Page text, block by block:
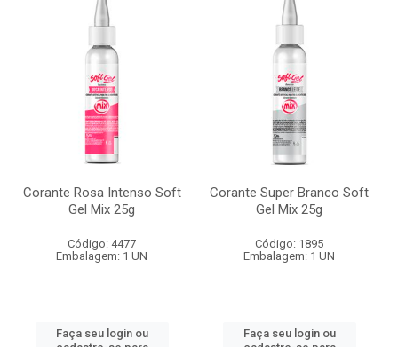
Corante Rosa Intenso Soft
Gel Mix 25g
Código: 4477
Embalagem: 1 UN
Faça seu login ou
Corante Super Branco Soft
Gel Mix 25g
Código: 1895
Embalagem: 1 UN
Faça seu login ou